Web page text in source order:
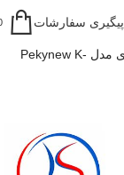
پیگیری سفارشات
چادر پکینیو یا کله گاوی مدل Pekynew K-